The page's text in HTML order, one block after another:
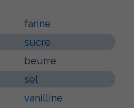
farine
sucre
beurre
sel
vanilline